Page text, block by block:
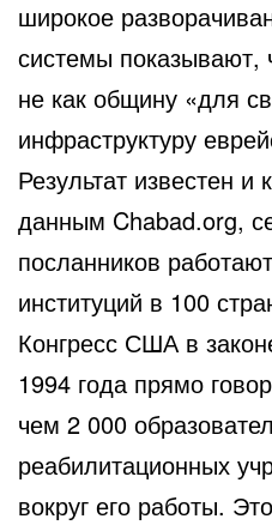
широкое
системы
не как общину «для
инфраструктуру
Результат известен и
данным Chabad.org,
посланников
институций в 100
Конгресс США в
1994 года прямо
чем 2 000
реабилитационных
вокруг его работы.